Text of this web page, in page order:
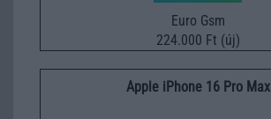
Euro Gsm
224.000 Ft (új)
Apple iPhone 16 Pro Max